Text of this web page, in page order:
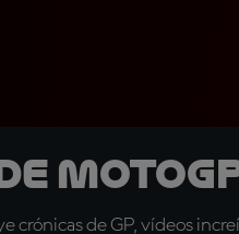
crónicas de GP, vídeos